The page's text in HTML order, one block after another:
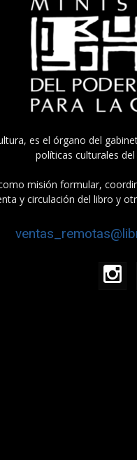
es el órgano del
políticas culturales
misión formular,
y circulación del libro y